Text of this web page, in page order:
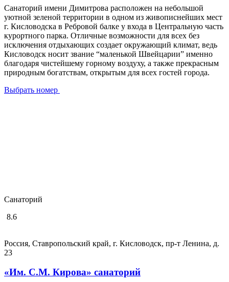
Санаторий имени Димитрова расположен на небольшой
уютной зеленой территории в одном из живописнейших мест
г. Кисловодска в Ребровой балке у входа в Центральную часть
курортного парка. Отличные возможности для всех без
исключения отдыхающих создает окружающий климат, ведь
Кисловодск носит звание “маленькой Швейцарии” именно
благодаря чистейшему горному воздуху, а также прекрасным
природным богатствам, открытым для всех гостей города.
Выбрать номер
Санаторий
8.6
Россия, Ставропольский край, г. Кисловодск, пр-т Ленина, д.
23
«Им. С.М. Кирова» санаторий